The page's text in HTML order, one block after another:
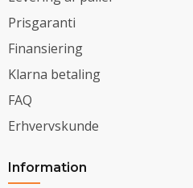
Prisgaranti
Finansiering
Klarna betaling
FAQ
Erhvervskunde
Information